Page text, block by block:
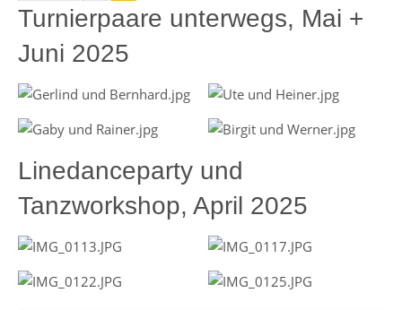
Turnierpaare unterwegs, Mai +
Juni 2025
Linedanceparty und
Tanzworkshop, April 2025